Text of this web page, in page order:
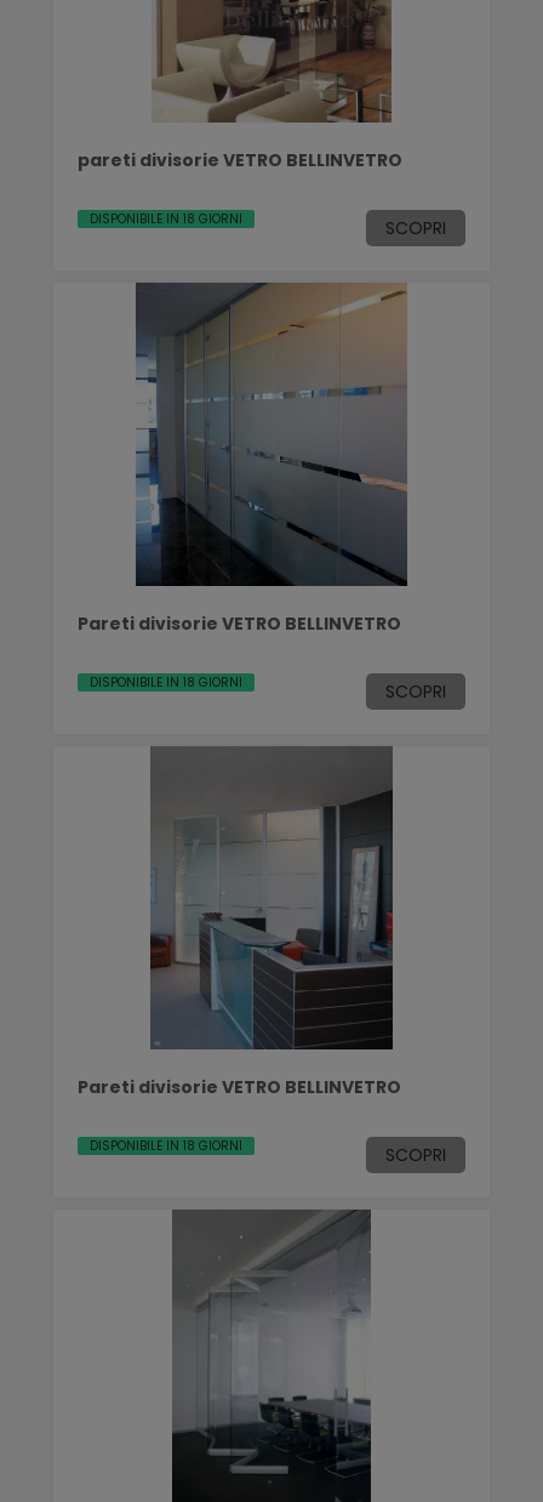
pareti divisorie VETRO BELLINVETRO
DISPONIBILE IN 18 GIORNI SCOPRI
Pareti divisorie VETRO BELLINVETRO
DISPONIBILE IN 18 GIORNI SCOPRI
Pareti divisorie VETRO BELLINVETRO
DISPONIBILE IN 18 GIORNI SCOPRI